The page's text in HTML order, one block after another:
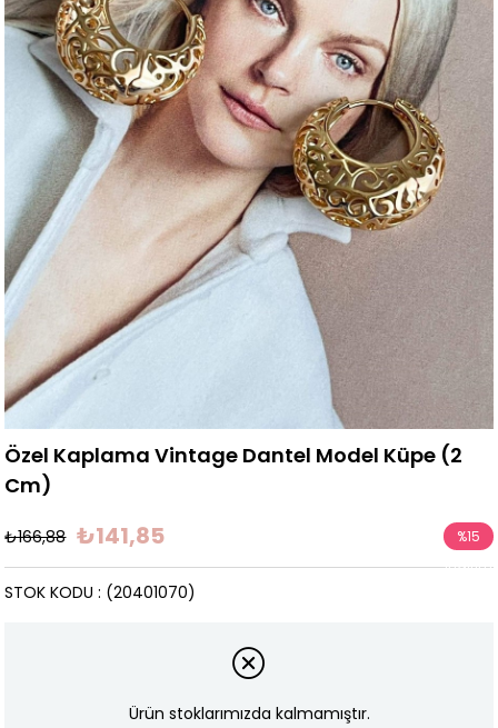
Özel Kaplama Vintage Dantel Model Küpe (2
Cm)
₺166,88 ₺141,85 %15
İndirim
(20401070)
STOK KODU
Ürün stoklarımızda kalmamıştır.